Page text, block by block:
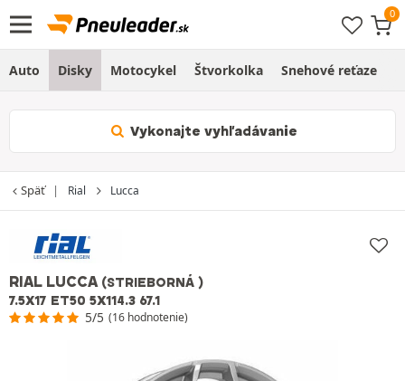
Auto Disky Motocykel Štvorkolka Snehové reťaze
Vykonajte vyhľadávanie
Späť Rial Lucca
RIAL LUCCA (STRIEBORNÁ )
7.5X17 ET50 5X114.3 67.1
5/5 (16 hodnotenie)